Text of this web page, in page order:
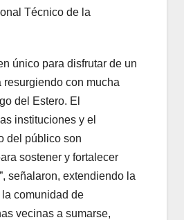
Técnico de la
único para disfrutar de un
resurgiendo con mucha
del Estero. El
instituciones y el
del público son
sostener y fortalecer
señalaron, extendiendo la
comunidad de
vecinas a sumarse,